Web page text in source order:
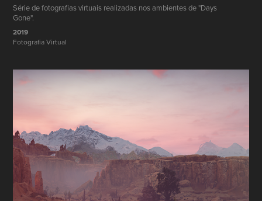
Série de fotografias virtuais realizadas nos ambientes de "Days
Gone".
2019
Fotografia Virtual